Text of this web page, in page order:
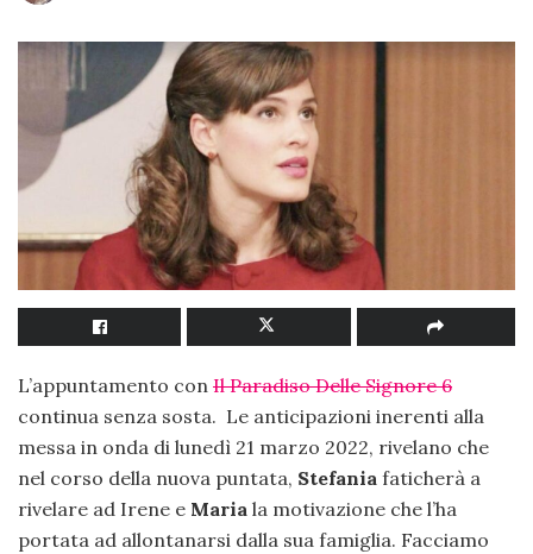
L’appuntamento con Il Paradiso Delle Signore 6
continua senza sosta. Le anticipazioni inerenti alla
messa in onda di lunedì 21 marzo 2022, rivelano che
nel corso della nuova puntata, Stefania faticherà a
rivelare ad Irene e Maria la motivazione che l’ha
portata ad allontanarsi dalla sua famiglia. Facciamo